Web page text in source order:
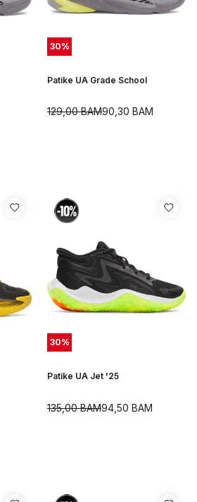
30%
Patike UA Grade School
90,30 BAM
129,00BAM
30%
Patike UA Jet '25
94,50 BAM
135,00BAM